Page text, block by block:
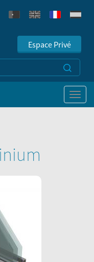
Espace Privé